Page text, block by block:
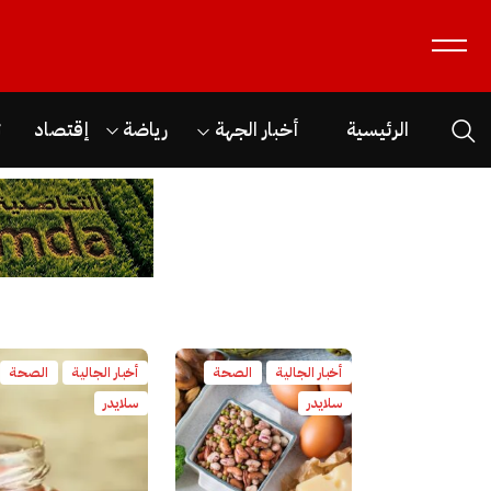
الرئيسية أخبار الجهة رياضة إقتصاد
أخبار الجالية
الصحة
سلايدر
أخبار الجالية
الصحة
سلايدر